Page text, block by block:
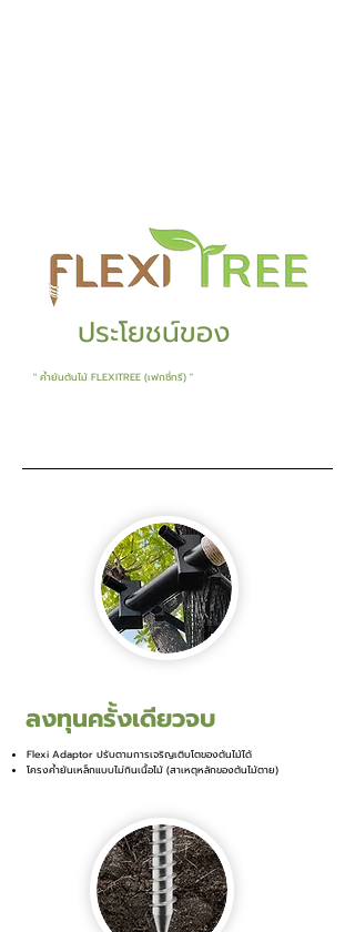
" ค้ำยันต้นไม้ FLEXITREE (เฟกซี่ทรี) "
ลงทุนครั้งเดียวจบ
Flexi Adaptor ปรับตามการเจริญเติบโตของต้นไม้ได้
โครงค้ำยันเหล็กแบบไม่กินเนื้อไม้ (สาเหตุหลักของต้นไม้ตาย)
ประโยชน์ของ